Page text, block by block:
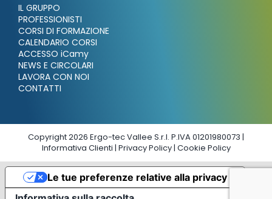
IL GRUPPO
PROFESSIONISTI
CORSI DI FORMAZIONE
CALENDARIO CORSI
ACCESSO iCamy
NEWS E CIRCOLARI
LAVORA CON NOI
CONTATTI
Copyright 2026 Ergo-tec Vallee S.r.l. P.IVA 01201980073 |
Informativa Clienti | Privacy Policy| Cookie Policy
Le tue preferenze relative alla privacy